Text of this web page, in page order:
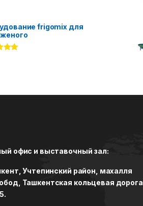
frigomix для
офис и выставочный зал:
Учтепинский район, махалля
Ташкентская кольцевая дорога,